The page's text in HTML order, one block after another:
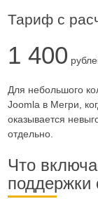
Тариф с
1 400
Для небольшого
Joomla в Мегри,
оказывается
отдельно.
Что
поддержки